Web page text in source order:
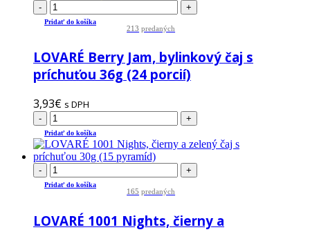
- +
Pridať do košíka
213 predaných
LOVARÉ Berry Jam, bylinkový čaj s
príchuťou 36g (24 porcií)
3,93€ s DPH
- +
Pridať do košíka
- +
Pridať do košíka
165 predaných
LOVARÉ 1001 Nights, čierny a